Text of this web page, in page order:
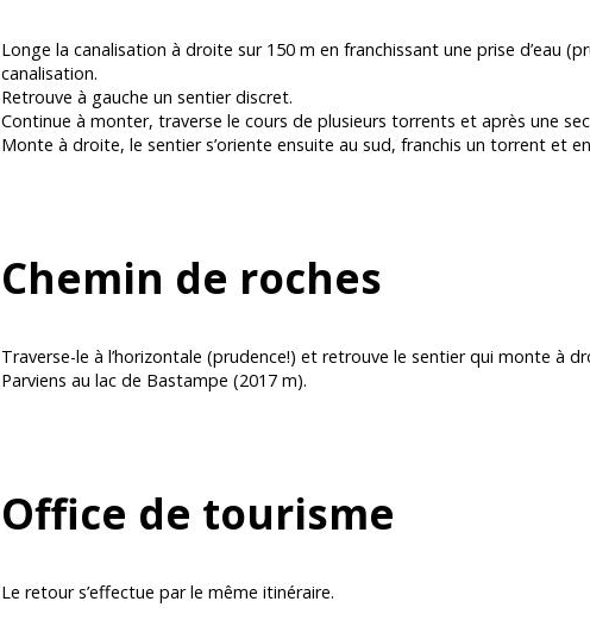
Longe la canalisation à droite sur 150 m en franchissant une prise d’eau
canalisation.
Retrouve à gauche un sentier discret.
Continue à monter, traverse le cours de plusieurs torrents et après une
Monte à droite, le sentier s’oriente ensuite au sud, franchis un torrent et
Chemin de roches
Traverse-le à l’horizontale (prudence!) et retrouve le sentier qui monte à
Parviens au lac de Bastampe (2017 m).
Office de tourisme
Le retour s’effectue par le même itinéraire.